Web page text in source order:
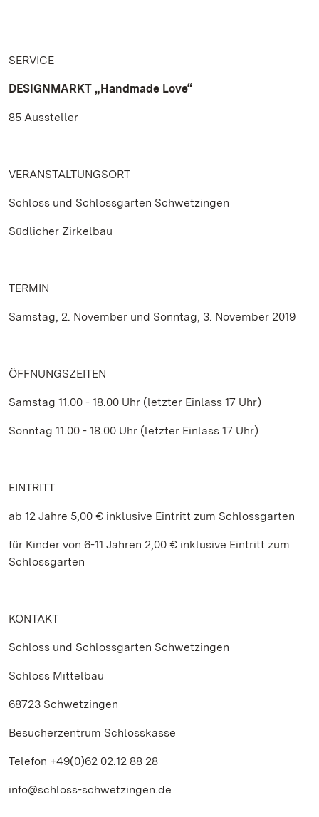
SERVICE
DESIGNMARKT „Handmade Love“
85 Aussteller
VERANSTALTUNGSORT
Schloss und Schlossgarten Schwetzingen
Südlicher Zirkelbau
TERMIN
Samstag, 2. November und Sonntag, 3. November 2019
ÖFFNUNGSZEITEN
Samstag 11.00 - 18.00 Uhr (letzter Einlass 17 Uhr)
Sonntag 11.00 - 18.00 Uhr (letzter Einlass 17 Uhr)
EINTRITT
ab 12 Jahre 5,00 € inklusive Eintritt zum Schlossgarten
für Kinder von 6-11 Jahren 2,00 € inklusive Eintritt zum
Schlossgarten
KONTAKT
Schloss und Schlossgarten Schwetzingen
Schloss Mittelbau
68723 Schwetzingen
Besucherzentrum Schlosskasse
Telefon +49(0)62 02.12 88 28
info@schloss-schwetzingen.de